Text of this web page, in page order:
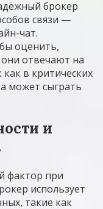
брокер
связи —
чат.
оценить,
отвечают на
в критических
может сыграть
и
фактор при
использует
такие как